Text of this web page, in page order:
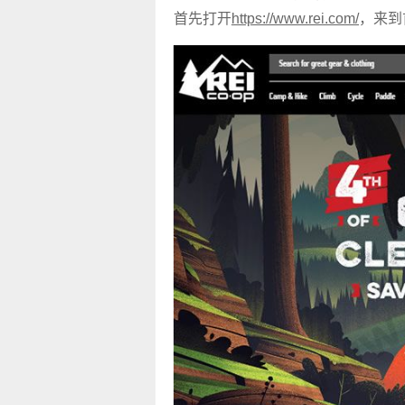
首先打开https://www.rei.com/，来